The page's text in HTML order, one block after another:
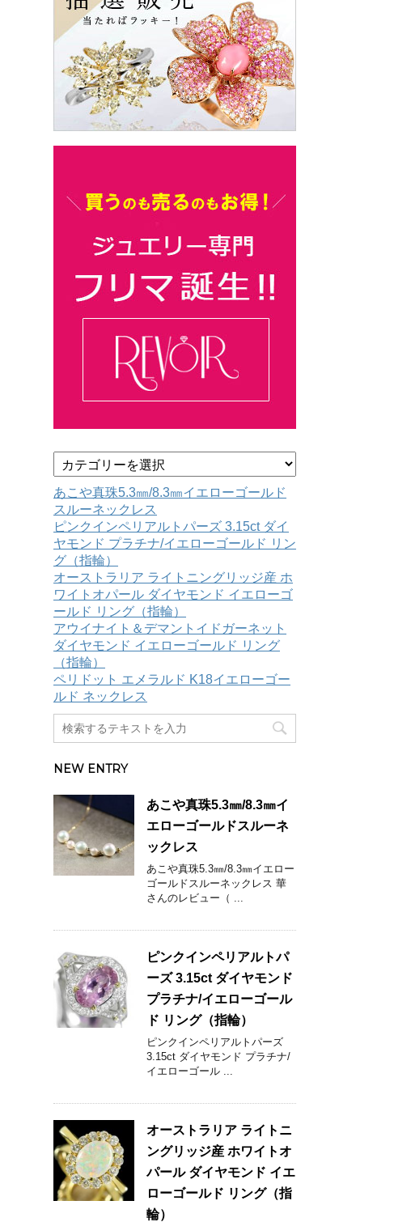
テ
ゴ
リ
ー
あこや真珠5.3㎜/8.3㎜イエローゴールド
スルーネックレス
ピンクインペリアルトパーズ 3.15ct ダイ
ヤモンド プラチナ/イエローゴールド リン
グ（指輪）
オーストラリア ライトニングリッジ産 ホ
ワイトオパール ダイヤモンド イエローゴ
ールド リング（指輪）
アウイナイト＆デマントイドガーネット
ダイヤモンド イエローゴールド リング
（指輪）
ペリドット エメラルド K18イエローゴー
ルド ネックレス
NEW ENTRY
あこや真珠5.3㎜/8.3㎜イ
エローゴールドスルーネ
ックレス
あこや真珠5.3㎜/8.3㎜イエロー
ゴールドスルーネックレス 華
さんのレビュー（ ...
ピンクインペリアルトパ
ーズ 3.15ct ダイヤモンド
プラチナ/イエローゴール
ド リング（指輪）
ピンクインペリアルトパーズ
3.15ct ダイヤモンド プラチナ/
イエローゴール ...
オーストラリア ライトニ
ングリッジ産 ホワイトオ
パール ダイヤモンド イエ
ローゴールド リング（指
輪）